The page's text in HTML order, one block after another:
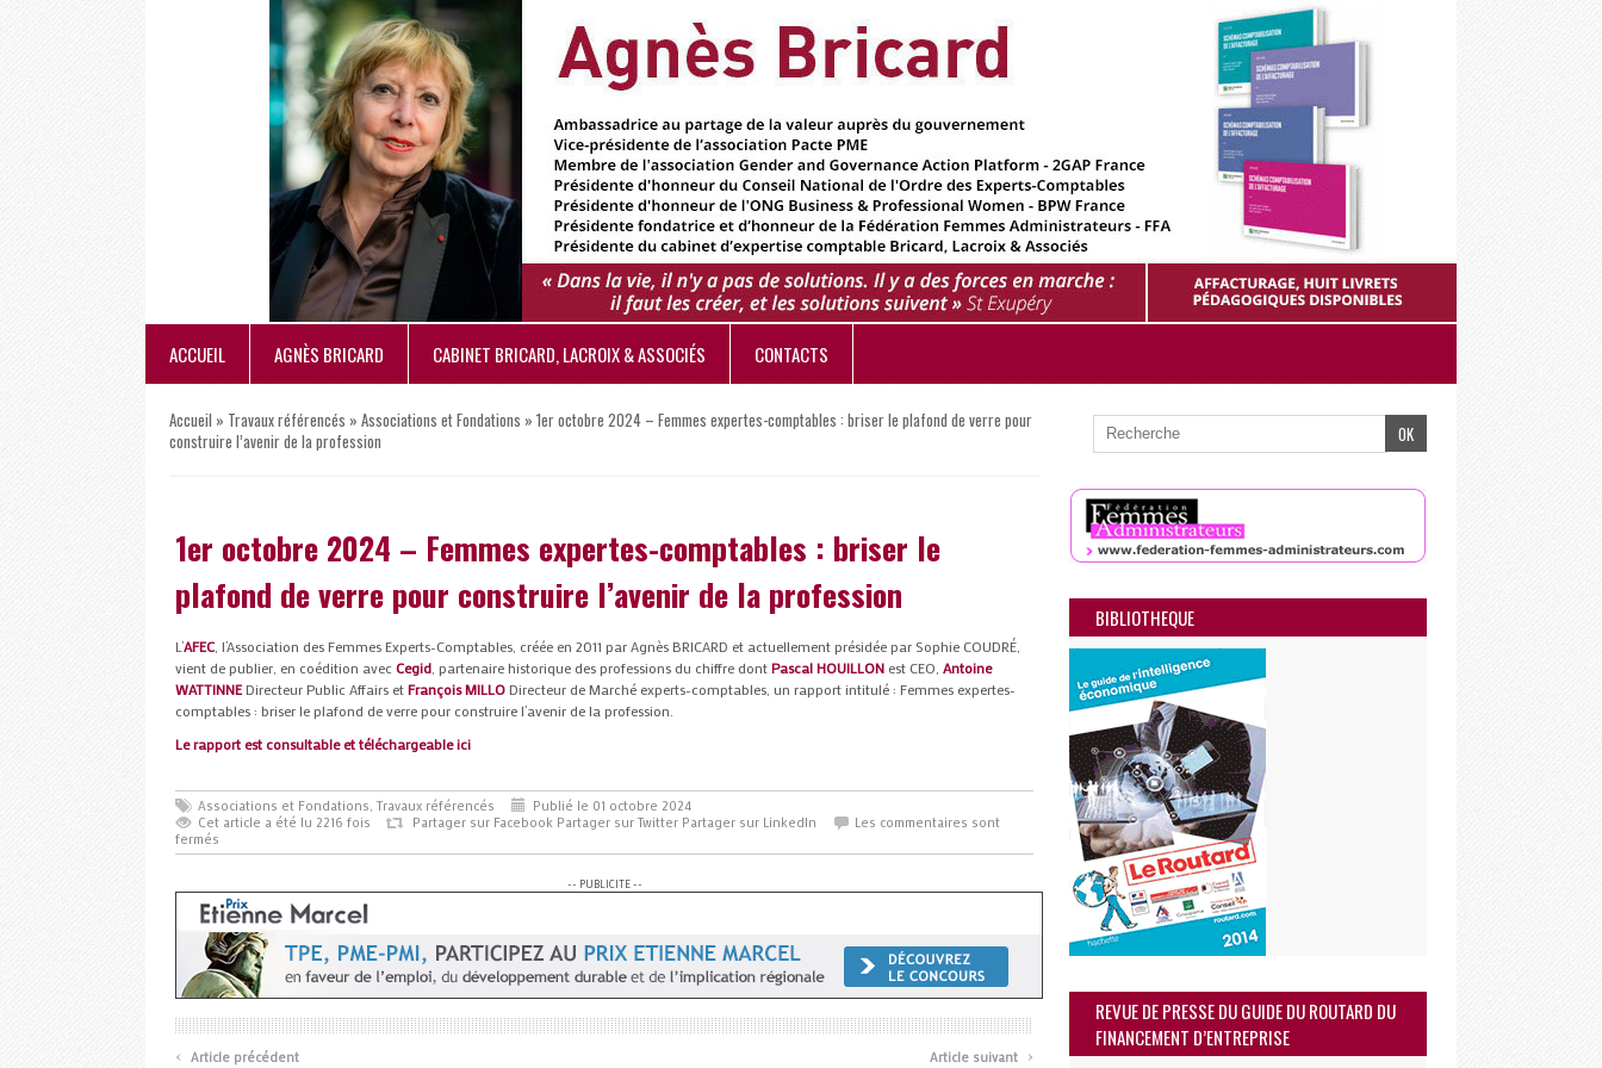
ACCUEIL AGNÈS BRICARD CABINET BRICARD, LACROIX & ASSOCIÉS CONTACTS
Accueil » Travaux référencés » Associations et Fondations » 1er octobre 2024 – Femmes expertes-comptables : briser le plafond de verre pour
construire l’avenir de la profession
1er octobre 2024 – Femmes expertes-comptables : briser le
plafond de verre pour construire l’avenir de la profession
L’AFEC , l’Association des Femmes Experts-Comptables, créée en 2011 par Agnès BRICARD et actuellement présidée par Sophie COUDRÉ,
vient de publier, en coédition avec Cegid , partenaire historique des professions du chiffre dontPascal HOUILLON est CEO, Antoine
WATTINNEDirecteur Public Affairs etFrançois MILLODirecteur de Marché experts-comptables, un rapport intitulé : Femmes expertes-
comptables : briser le plafond de verre pour construire l’avenir de la profession.
Le rapport est consultable et téléchargeable ici
Associations et Fondations, Travaux référencés
Publié le 01 octobre 2024
Cet article a été lu 2216 fois
Partager sur Facebook Partager sur Twitter Partager sur LinkedIn
Les commentaires sont
fermés
-- PUBLICITE --
‹ Article précédent Article suivant ›
BIBLIOTHEQUE
REVUE DE PRESSE DU GUIDE DU ROUTARD DU
FINANCEMENT D’ENTREPRISE